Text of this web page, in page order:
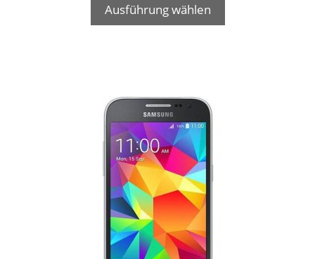
Ausführung wählen